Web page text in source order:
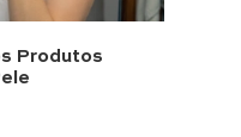
Produtos